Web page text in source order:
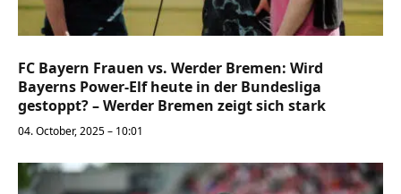
FC Bayern Frauen vs. Werder Bremen: Wird
Bayerns Power-Elf heute in der Bundesliga
gestoppt? – Werder Bremen zeigt sich stark
04. October, 2025 – 10:01